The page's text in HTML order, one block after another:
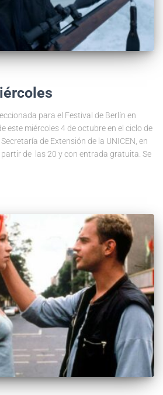
para el Festival de Berlín en
este miércoles 4 de octubre en el ciclo de
de Extensión de la UNICEN, en
partir de las 20 y con entrada gratuita. Se